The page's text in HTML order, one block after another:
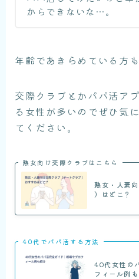
からできないな…。
年齢であきらめている方
交際クラブとかパパ活ア
る女性が多いのでぜひ気
てください。
熟女向け交際クラブはこちら
熟女・人妻
）はどこ？
40代でパパ活する方法
40代女性の
フィール例